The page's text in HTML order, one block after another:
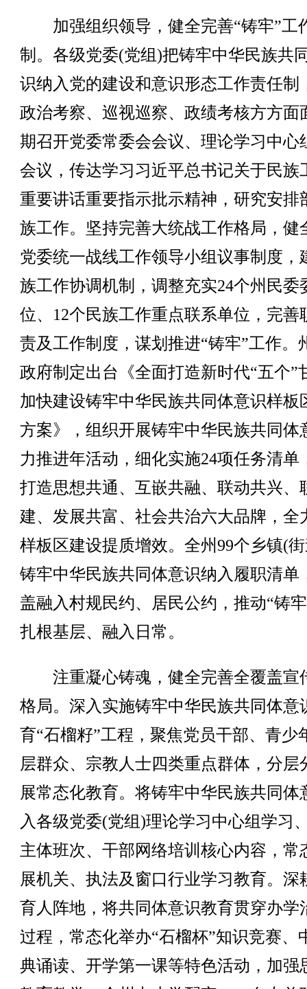
加强组织领导，健全完善“铸牢”工
制。各级党委(党组)把铸牢中华民族共
识纳入党的建设和意识形态工作责任制
政治考察、巡视巡察、政绩考核方方面
期召开党委常委会会议、理论学习中心
会议，传达学习习近平总书记关于民族
重要讲话重要指示批示精神，研究安排
族工作。坚持完善大统战工作格局，健
党委统一战线工作领导小组议事制度，
族工作协调机制，调整充实24个州民委
位、12个民族工作重点联系单位，完善
责及工作制度，谋划推进“铸牢”工作。
政府制定出台《全面打造新时代“五个”
加快建设铸牢中华民族共同体意识样板
方案》，组织开展铸牢中华民族共同体
力推进年活动，细化实施24项任务清单
打造思想共通、互嵌共融、联动共兴、
建、发展共富、社会共治六大品牌，全
样板区建设提质增效。全州99个乡镇(
铸牢中华民族共同体意识纳入履职清单
盖融入村规民约、居民公约，推动“铸
扎根基层、融入日常。
注重凝心铸魂，健全完善全覆盖宣
格局。深入实施铸牢中华民族共同体意
育“石榴籽”工程，聚焦党员干部、青少
层群众、宗教人士四类重点群体，分层
展常态化教育。将铸牢中华民族共同体
入各级党委(党组)理论学习中心组学习
主体班次、干部网络培训核心内容，常
展机关、执法及窗口行业学习教育。深
育人阵地，将共同体意识教育贯穿办学
过程，常态化举办“石榴杯”知识竞赛、
典诵读、开学第一课等特色活动，加强